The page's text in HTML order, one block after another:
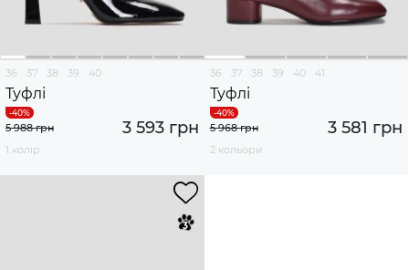
36 37 38 39 40
Туфлі
3 593 грн
5 988 грн
1 колір
36 37 38 39 40 41
Туфлі
3 581 грн
5 968 грн
2 кольори